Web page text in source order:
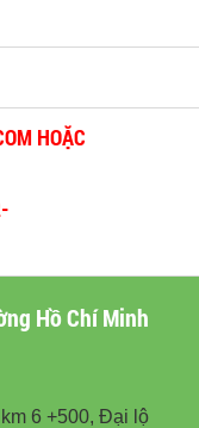
HOẶC
Hồ Chí Minh
6 +500, Đại lộ